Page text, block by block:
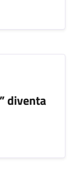
diventa